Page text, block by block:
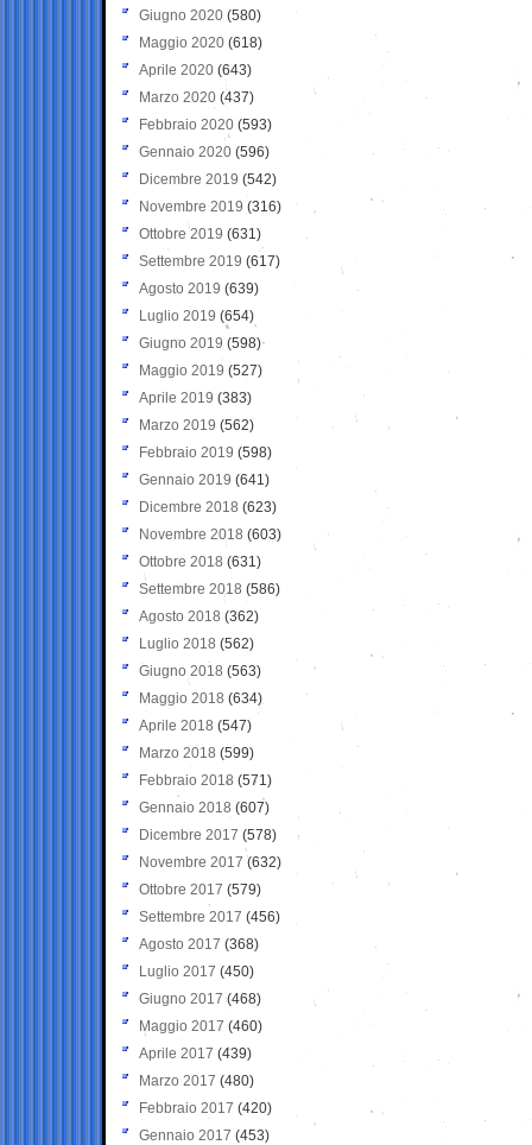
Giugno 2020 (580)
Maggio 2020 (618)
Aprile 2020 (643)
Marzo 2020 (437)
Febbraio 2020 (593)
Gennaio 2020 (596)
Dicembre 2019 (542)
Novembre 2019 (316)
Ottobre 2019 (631)
Settembre 2019 (617)
Agosto 2019 (639)
Luglio 2019 (654)
Giugno 2019 (598)
Maggio 2019 (527)
Aprile 2019 (383)
Marzo 2019 (562)
Febbraio 2019 (598)
Gennaio 2019 (641)
Dicembre 2018 (623)
Novembre 2018 (603)
Ottobre 2018 (631)
Settembre 2018 (586)
Agosto 2018 (362)
Luglio 2018 (562)
Giugno 2018 (563)
Maggio 2018 (634)
Aprile 2018 (547)
Marzo 2018 (599)
Febbraio 2018 (571)
Gennaio 2018 (607)
Dicembre 2017 (578)
Novembre 2017 (632)
Ottobre 2017 (579)
Settembre 2017 (456)
Agosto 2017 (368)
Luglio 2017 (450)
Giugno 2017 (468)
Maggio 2017 (460)
Aprile 2017 (439)
Marzo 2017 (480)
Febbraio 2017 (420)
Gennaio 2017 (453)